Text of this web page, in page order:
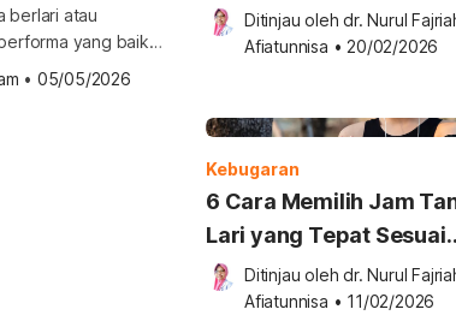
berlari atau
yang baik
tubuh
• 05/05/2026
Pemula
Ditinjau oleh dr. Nurul
Afiatunnisa • 20/02/2026
Kebugaran
6 Cara Memilih Jam
Lari yang Tepat Sesuai
Kebutuhan
Ditinjau oleh dr. Nurul
Afiatunnisa • 11/02/2026